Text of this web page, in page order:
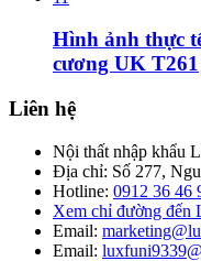
Hình ảnh thực
cương UK T261
Liên hệ
Nội thất nhập khẩu
Địa chỉ: Số 277,
Hotline: 0912 36 46
Xem chỉ đường đến
Email:
Email: